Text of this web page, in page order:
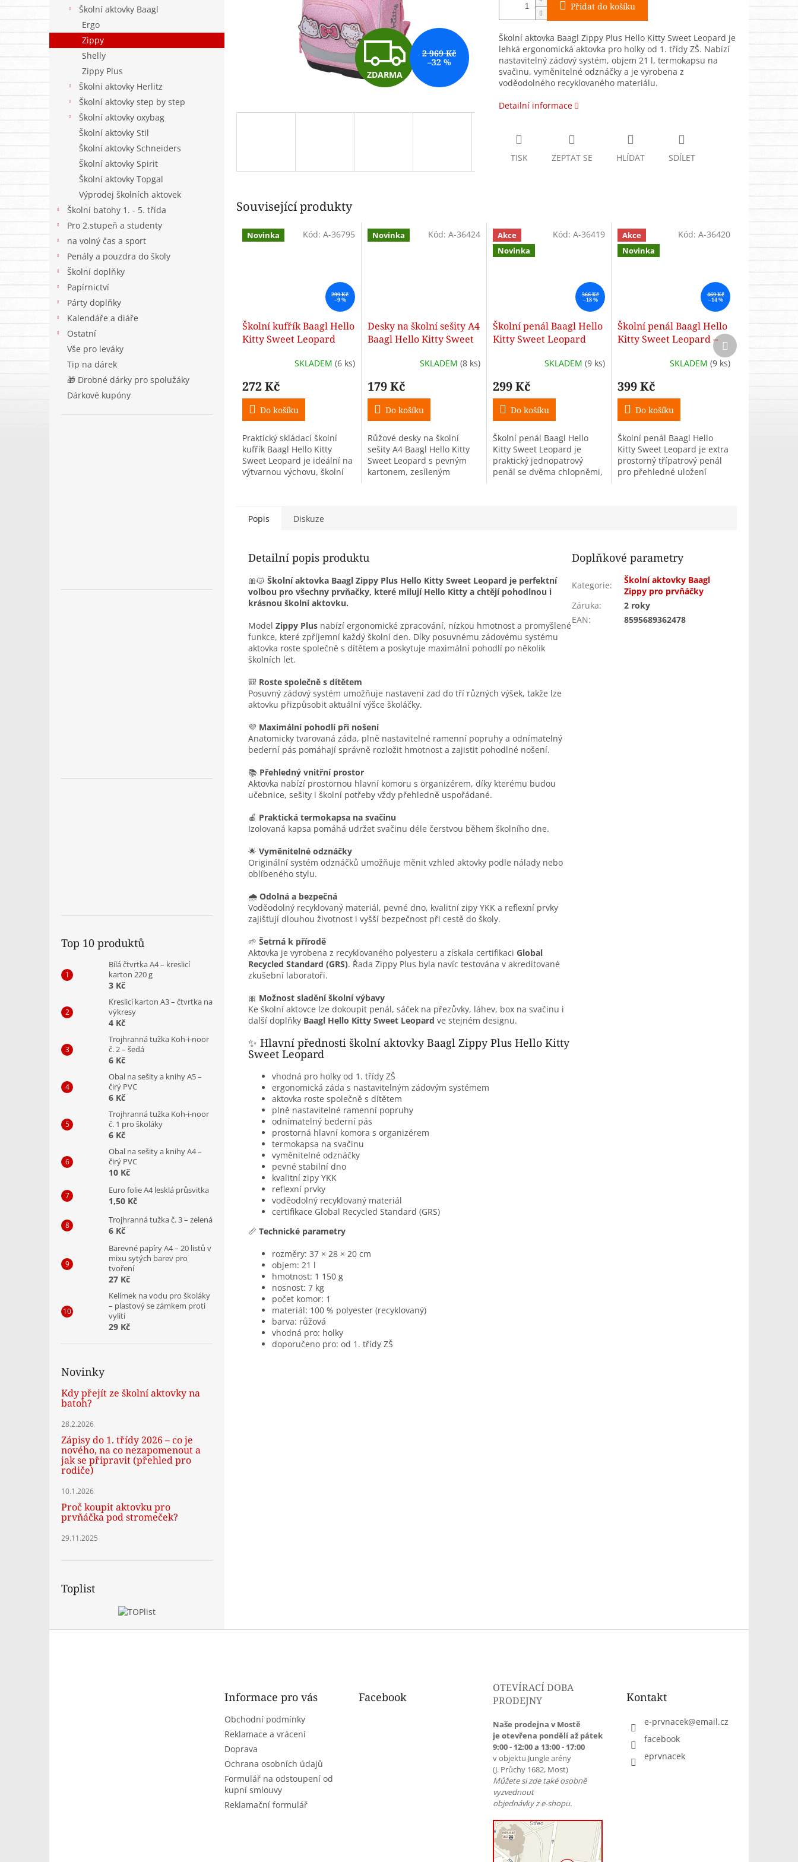
l
Školní aktovky Baagl
Ergo
Zippy
Shelly
Zippy Plus
Školni aktovky Herlitz
Školní aktovky step by step
Školní aktovky oxybag
Školní aktovky Stil
Školní aktovky Schneiders
Školní aktovky Spirit
Školní aktovky Topgal
Výprodej školních aktovek
Školní batohy 1. - 5. třída
Pro 2.stupeň a studenty
na volný čas a sport
Penály a pouzdra do školy
Školní doplňky
Papírnictví
Párty doplňky
Kalendáře a diáře
Ostatní
Vše pro leváky
Tip na dárek
🎁 Drobné dárky pro spolužáky
Dárkové kupóny
Top 10 produktů
Bílá čtvrtka A4 – kreslicí
karton 220 g
3 Kč
Kreslicí karton A3 – čtvrtka na
výkresy
4 Kč
Trojhranná tužka Koh-i-noor
č. 2 – šedá
6 Kč
Obal na sešity a knihy A5 –
čirý PVC
6 Kč
Trojhranná tužka Koh-i-noor
č. 1 pro školáky
6 Kč
Obal na sešity a knihy A4 –
čirý PVC
10 Kč
Euro folie A4 lesklá průsvitka
1,50 Kč
Trojhranná tužka č. 3 – zelená
6 Kč
Barevné papíry A4 – 20 listů v
mixu sytých barev pro
tvoření
27 Kč
Kelímek na vodu pro školáky
– plastový se zámkem proti
vylití
29 Kč
Novinky
Kdy přejít ze školní aktovky na
batoh?
28.2.2026
Zápisy do 1. třídy 2026 – co je
nového, na co nezapomenout a
jak se připravit (přehled pro
rodiče)
10.1.2026
Proč koupit aktovku pro
prvňáčka pod stromeček?
29.11.2025
Toplist
Z
D
R
M
ZDARMA
2 969 Kč
–32 %
Přidat do košíku
Školní aktovka Baagl Zippy Plus Hello Kitty Sweet Leopard je
lehká ergonomická aktovka pro holky od 1. třídy ZŠ. Nabízí
nastavitelný zádový systém, objem 21 l, termokapsu na
svačinu, vyměnitelné odznáčky a je vyrobena z
voděodolného recyklovaného materiálu.
Detailní informace
TISK ZEPTAT SE HLÍDAT SDÍLET
Související produkty
Novinka
299 Kč
–9 %
Školní kufřík Baagl Hello
Kitty Sweet Leopard
SKLADEM (6 ks)
272 Kč
Do košíku
Praktický skládací školní
kufřík Baagl Hello Kitty
Sweet Leopard je ideální na
výtvarnou výchovu, školní
Kód: A-36795 Novinka
Desky na školní sešity A4
Baagl Hello Kitty Sweet
SKLADEM (8 ks)
179 Kč
Do košíku
Růžové desky na školní
sešity A4 Baagl Hello Kitty
Sweet Leopard s pevným
kartonem, zesíleným
Kód: A-36424
Akce
Novinka
366 Kč
–18 %
Školní penál Baagl Hello
Kitty Sweet Leopard
SKLADEM(9 ks)
299 Kč
Do košíku
Školní penál Baagl Hello
Kitty Sweet Leopard je
praktický jednopatrový
penál se dvěma chlopněmi,
Kód:A-36419
Akce
Novinka
469 Kč
–14 %
Školní penál Baagl Hello
Kitty Sweet Leopard –
SKLADEM (9 ks)
399 Kč
Do košíku
Školní penál Baagl Hello
Kitty Sweet Leopard je extra
prostorný třípatrový penál
pro přehledné uložení
Kód: A-36420
Další
produkt
Popis Diskuze
Detailní popis produktu
🎀🐱 Školní aktovka Baagl Zippy Plus Hello Kitty Sweet Leopard je perfektní
volbou pro všechny prvňačky, které milují Hello Kitty a chtějí pohodlnou i
krásnou školní aktovku.
Model Zippy Plus nabízí ergonomické zpracování, nízkou hmotnost a promyšlené
funkce, které zpříjemní každý školní den. Díky posuvnému zádovému systému
aktovka roste společně s dítětem a poskytuje maximální pohodlí po několik
školních let.
🎒 Roste společně s dítětem
Posuvný zádový systém umožňuje nastavení zad do tří různých výšek, takže lze
aktovku přizpůsobit aktuální výšce školáčky.
💜 Maximální pohodlí při nošení
Anatomicky tvarovaná záda, plně nastavitelné ramenní popruhy a odnímatelný
bederní pás pomáhají správně rozložit hmotnost a zajistit pohodlné nošení.
📚 Přehledný vnitřní prostor
Aktovka nabízí prostornou hlavní komoru s organizérem, díky kterému budou
učebnice, sešity i školní potřeby vždy přehledně uspořádané.
🍎 Praktická termokapsa na svačinu
Izolovaná kapsa pomáhá udržet svačinu déle čerstvou během školního dne.
🌟 Vyměnitelné odznáčky
Originální systém odznáčků umožňuje měnit vzhled aktovky podle nálady nebo
oblíbeného stylu.
🌧️ Odolná a bezpečná
Voděodolný recyklovaný materiál, pevné dno, kvalitní zipy YKK a reflexní prvky
zajišťují dlouhou životnost i vyšší bezpečnost při cestě do školy.
🌱 Šetrná k přírodě
Aktovka je vyrobena z recyklovaného polyesteru a získala certifikaci Global
Recycled Standard (GRS). Řada Zippy Plus byla navíc testována v akreditované
zkušební laboratoři.
🎀 Možnost sladění školní výbavy
Ke školní aktovce lze dokoupit penál, sáček na přezůvky, láhev, box na svačinu i
další doplňky Baagl Hello Kitty Sweet Leopard ve stejném designu.
✨ Hlavní přednosti školní aktovky Baagl Zippy Plus Hello Kitty
Sweet Leopard
vhodná pro holky od 1. třídy ZŠ
ergonomická záda s nastavitelným zádovým systémem
aktovka roste společně s dítětem
plně nastavitelné ramenní popruhy
odnímatelný bederní pás
prostorná hlavní komora s organizérem
termokapsa na svačinu
vyměnitelné odznáčky
pevné stabilní dno
kvalitní zipy YKK
reflexní prvky
voděodolný recyklovaný materiál
certifikace Global Recycled Standard (GRS)
📏 Technické parametry
rozměry: 37 × 28 × 20 cm
objem: 21 l
hmotnost: 1 150 g
nosnost: 7 kg
počet komor: 1
materiál: 100 % polyester (recyklovaný)
barva: růžová
vhodná pro: holky
doporučeno pro: od 1. třídy ZŠ
Doplňkové parametry
Kategorie:
Školní aktovky Baagl
Zippy pro prvňáčky
Záruka:
2 roky
EAN: 8595689362478
Informace pro vás
Obchodní podmínky
Reklamace a vrácení
Doprava
Ochrana osobních údajů
Formulář na odstoupení od
kupní smlouvy
Reklamační formulář
Facebook
OTEVÍRACÍ DOBA
PRODEJNY
Naše prodejna v Mostě
je otevřena pondělí až pátek
9:00 - 12:00 a 13:00 - 17:00
v objektu Jungle arény
(J. Průchy 1682, Most)
Můžete si zde také osobně
vyzvednout
objednávky z e-shopu.
Kontakt
e-prvnacek@email.cz
facebook
eprvnacek